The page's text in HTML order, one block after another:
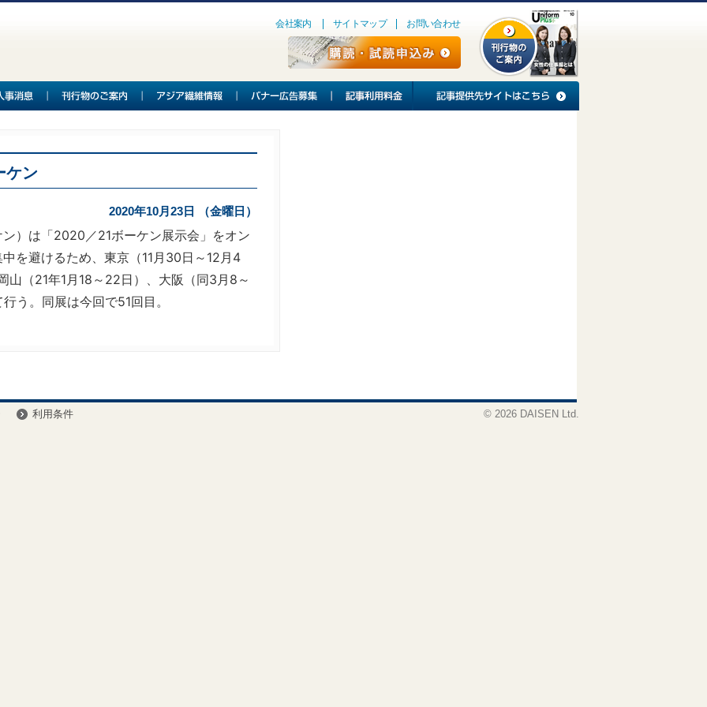
会社案内 サイトマップ お問い合わせ
ケン
2020年10月23日 （金曜日）
）は「2020／21ボーケン展示会」をオン
を避けるため、東京（11月30日～12月4
山（21年1月18～22日）、大阪（同3月8～
う。同展は今回で51回目。
利用条件 © 2026 DAISEN Ltd.